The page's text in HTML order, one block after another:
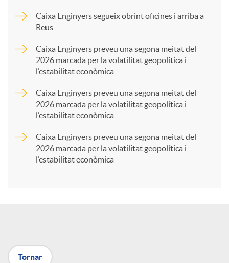
p
a
X
Caixa Enginyers segueix obrint oficines i arriba a
Reus
Caixa Enginyers preveu una segona meitat del
2026 marcada per la volatilitat geopolítica i
l’estabilitat econòmica
Caixa Enginyers preveu una segona meitat del
2026 marcada per la volatilitat geopolítica i
l’estabilitat econòmica
Caixa Enginyers preveu una segona meitat del
2026 marcada per la volatilitat geopolítica i
l’estabilitat econòmica
Tornar